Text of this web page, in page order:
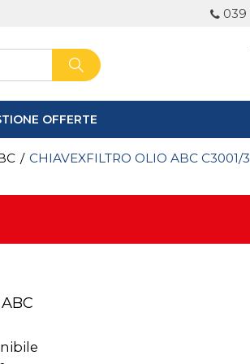
039
OFFERTE
/ CHIAVEXFILTRO OLIO ABC C3001/